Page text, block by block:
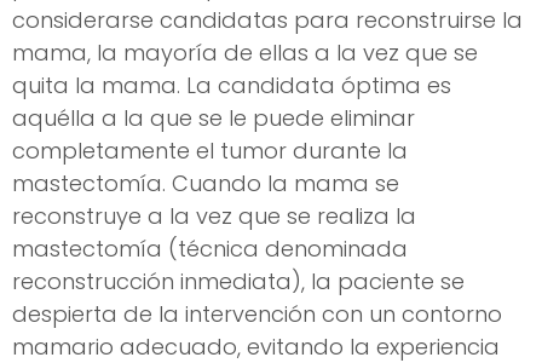
considerarse candidatas para reconstruirse la
mama, la mayoría de ellas a la vez que se
quita la mama. La candidata óptima es
aquélla a la que se le puede eliminar
completamente el tumor durante la
mastectomía. Cuando la mama se
reconstruye a la vez que se realiza la
mastectomía (técnica denominada
reconstrucción inmediata), la paciente se
despierta de la intervención con un contorno
mamario adecuado, evitando la experiencia